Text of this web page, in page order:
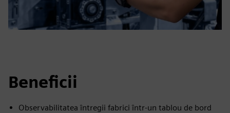
Beneficii
Observabilitatea întregii fabrici într-un tablou de bord